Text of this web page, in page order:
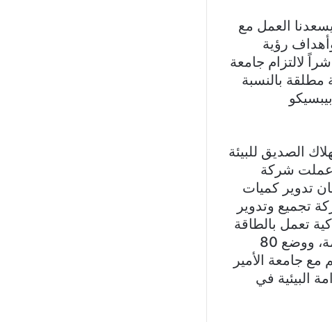
العمل مع
رؤية
لالتزام جامعة
مطلقة بالنسبة
الصديق للبيئة
عملت شركة
تدوير كميات
تجميع وتدوير
حلول البيئة، بتركيب 16 آلة فرز ذكية تعمل بالطاقة
الشمسية لجمع وفرز الزجاجات البلاستيكية الفارغة في مكة المكرمة، ووضع 80
جامعة الأمير
البيئية في